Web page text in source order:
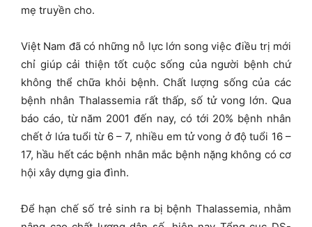
mẹ truyền cho.
Việt Nam đã có những nỗ lực lớn song việc điều trị mới
chỉ giúp cải thiện tốt cuộc sống của người bệnh chứ
không thể chữa khỏi bệnh. Chất lượng sống của các
bệnh nhân Thalassemia rất thấp, số tử vong lớn. Qua
báo cáo, từ năm 2001 đến nay, có tới 20% bệnh nhân
chết ở lứa tuổi từ 6 – 7, nhiều em tử vong ở độ tuổi 16 –
17, hầu hết các bệnh nhân mắc bệnh nặng không có cơ
hội xây dựng gia đình.
Để hạn chế số trẻ sinh ra bị bệnh Thalassemia, nhằm